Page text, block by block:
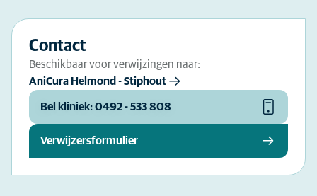
Contact
Beschikbaar voor verwijzingen naar:
AniCura Helmond - Stiphout
Bel kliniek: 0492 - 533 808
Verwijzersformulier